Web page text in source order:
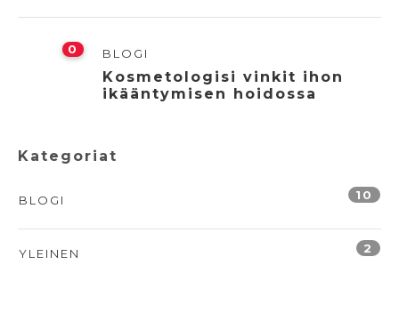
0 BLOGI
Kosmetologisi vinkit ihon
ikääntymisen hoidossa
Kategoriat
BLOGI 10
YLEINEN 2